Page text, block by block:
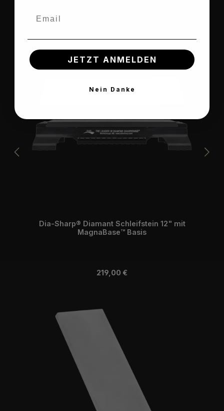
Dia-Sharp® Diamant Schleifstein 12" mit
MagnaBase™ Basis
Regulärer Preis:
219,00 €
JETZT ANMELDEN
Nein Danke